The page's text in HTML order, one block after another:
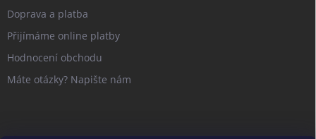
Doprava a platba
Přijímáme online platby
Hodnocení obchodu
Máte otázky? Napište nám